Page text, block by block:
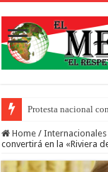
Protesta nacional con
Home / Internacionales
convertirá en la «Riviera